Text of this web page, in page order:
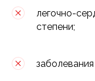
легочно-
степени;